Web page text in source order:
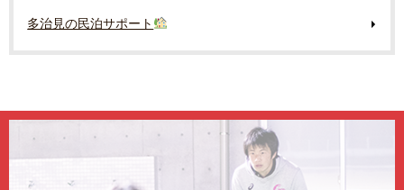
多治見の民泊サポート